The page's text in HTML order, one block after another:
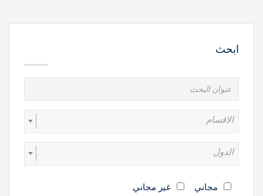
ابحث
الاقسام
الدول
مجاني غير مجاني